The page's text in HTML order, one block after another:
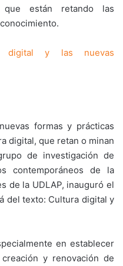
están retando las
digital y las nuevas
formas y prácticas
digital, que retan o minan
de investigación de
contemporáneos de la
de la UDLAP, inauguró el
del texto: Cultura digital y
en establecer
y renovación de